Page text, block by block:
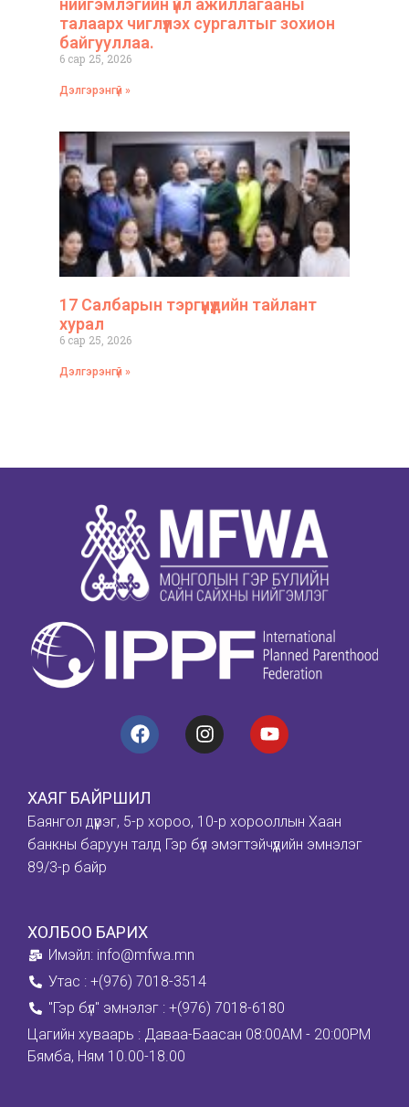
нийгэмлэгийн үйл ажиллагааны
талаарх чиглүүлэх сургалтыг зохион
байгууллаа.
6 сар 25, 2026
Дэлгэрэнгүй »
17 Салбарын тэргүүнүүдийн тайлант
хурал
6 сар 25, 2026
Дэлгэрэнгүй »
ХАЯГ БАЙРШИЛ
Баянгол дүүрэг, 5-р хороо, 10-р хорооллын Хаан
банкны баруун талд Гэр бүл эмэгтэйчүүдийн эмнэлэг
89/3-р байр
ХОЛБОО БАРИХ
Имэйл: info@mfwa.mn
Утас : +(976) 7018-3514
''Гэр бүл" эмнэлэг : +(976) 7018-6180
Цагийн хуваарь : Даваа-Баасан 08:00AM - 20:00PM
Бямба, Ням 10.00-18.00